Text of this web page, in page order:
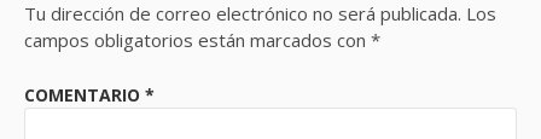
Tu dirección de correo electrónico no será publicada. Los
campos obligatorios están marcados con *
COMENTARIO *